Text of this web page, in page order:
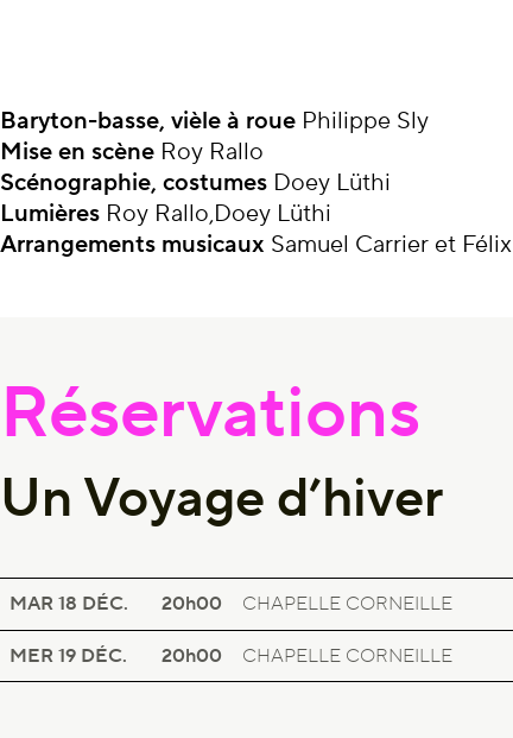
Baryton-basse, vièle à roue Philippe Sly
Mise en scène Roy Rallo
Scénographie, costumes Doey Lüthi
Lumières Roy Rallo,Doey Lüthi
Arrangements musicaux Samuel Carrier et Félix
Réservations
Un Voyage d’hiver
MAR 18 DÉC. 20h00
UN VOYAGE D’HIVER
CONCERT À LA CHAPELLE CORNEILLE
CHAPELLE CORNEILLE
MER 19 DÉC. 20h00
UN VOYAGE D’HIVER
CONCERT À LA CHAPELLE CORNEILLE
CHAPELLE CORNEILLE